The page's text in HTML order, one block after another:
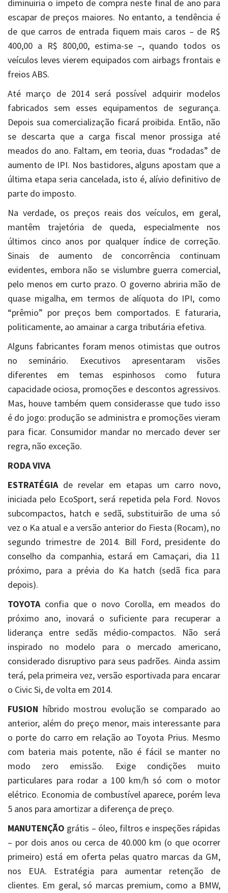
diminuiria o ímpeto de compra neste final de ano para
escapar de preços maiores. No entanto, a tendência é
de que carros de entrada fiquem mais caros – de R$
400,00 a R$ 800,00, estima-se –, quando todos os
veículos leves vierem equipados com airbags frontais e
freios ABS.
Até março de 2014 será possível adquirir modelos
fabricados sem esses equipamentos de segurança.
Depois sua comercialização ficará proibida. Então, não
se descarta que a carga fiscal menor prossiga até
meados do ano. Faltam, em teoria, duas “rodadas” de
aumento de IPI. Nos bastidores, alguns apostam que a
última etapa seria cancelada, isto é, alívio definitivo de
parte do imposto.
Na verdade, os preços reais dos veículos, em geral,
mantêm trajetória de queda, especialmente nos
últimos cinco anos por qualquer índice de correção.
Sinais de aumento de concorrência continuam
evidentes, embora não se vislumbre guerra comercial,
pelo menos em curto prazo. O governo abriria mão de
quase migalha, em termos de alíquota do IPI, como
“prêmio” por preços bem comportados. E faturaria,
politicamente, ao amainar a carga tributária efetiva.
Alguns fabricantes foram menos otimistas que outros
no seminário. Executivos apresentaram visões
diferentes em temas espinhosos como futura
capacidade ociosa, promoções e descontos agressivos.
Mas, houve também quem considerasse que tudo isso
é do jogo: produção se administra e promoções vieram
para ficar. Consumidor mandar no mercado dever ser
regra, não exceção.
RODA VIVA
ESTRATÉGIAde revelar em etapas um carro novo,
iniciada pelo EcoSport, será repetida pela Ford. Novos
subcompactos, hatch e sedã, substituirão de uma só
vez o Ka atual e a versão anterior do Fiesta (Rocam), no
segundo trimestre de 2014. Bill Ford, presidente do
conselho da companhia, estará em Camaçari, dia 11
próximo, para a prévia do Ka hatch (sedã fica para
depois).
TOYOTAconfia que o novo Corolla, em meados do
próximo ano, inovará o suficiente para recuperar a
liderança entre sedãs médio-compactos. Não será
inspirado no modelo para o mercado americano,
considerado disruptivo para seus padrões. Ainda assim
terá, pela primeira vez, versão esportivada para encarar
o Civic Si, de volta em 2014.
FUSION híbrido mostrou evolução se comparado ao
anterior, além do preço menor, mais interessante para
o porte do carro em relação ao Toyota Prius. Mesmo
com bateria mais potente, não é fácil se manter no
modo zero emissão. Exige condições muito
particulares para rodar a 100 km/h só com o motor
elétrico. Economia de combustível aparece, porém leva
5 anos para amortizar a diferença de preço.
MANUTENÇÃO grátis – óleo, filtros e inspeções rápidas
– por dois anos ou cerca de 40.000 km (o que ocorrer
primeiro) está em oferta pelas quatro marcas da GM,
nos EUA. Estratégia para aumentar retenção de
clientes. Em geral, só marcas premium, como a BMW,